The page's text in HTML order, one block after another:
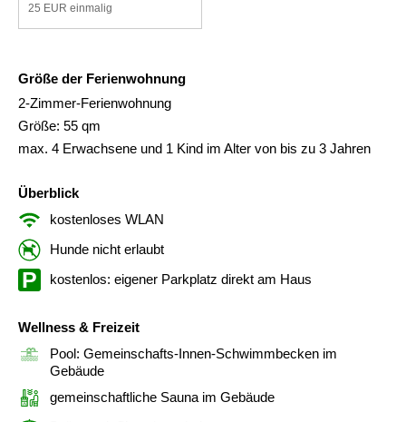
25 EUR einmalig
Größe der Ferienwohnung
2-Zimmer-Ferienwohnung
Größe: 55 qm
max. 4 Erwachsene und 1 Kind im Alter von bis zu 3 Jahren
Überblick
kostenloses WLAN
Hunde nicht erlaubt
kostenlos: eigener Parkplatz direkt am Haus
Wellness & Freizeit
Pool: Gemeinschafts-Innen-Schwimmbecken im
Gebäude
gemeinschaftliche Sauna im Gebäude